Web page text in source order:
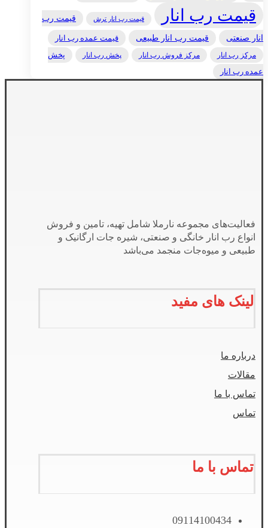
قیمت رب انار قیمت رب انار ترش قیمت رب
انار صنعتی قیمت رب انار طبیعی قیمت عمده رب انار
مرکز رب انار مرکز فروش رب انار پخش رب انار
پخش
عمده رب انار
فعالیت‌های مجموعه نارملا شامل تهیه، تامین و فروش
انواع رب انار خانگی و صنعتی، شیره جات ارگانیک و
طبیعی و میوه‌جات منجمد می‌باشد
لینک های مفید
درباره ما
مقالات
تماس با ما
تماس
تماس با ما
09114100434